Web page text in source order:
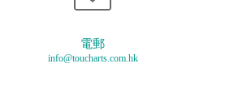
電郵
info@toucharts.com.hk